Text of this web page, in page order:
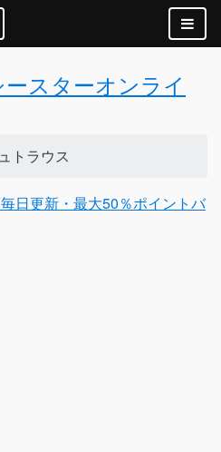
スターオンライ
トラウス
日更新・最大50％ポイントバ